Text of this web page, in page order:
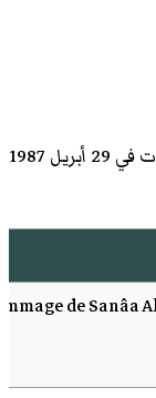
فرنسية مغربية، ولدت في 29 أبريل 1987